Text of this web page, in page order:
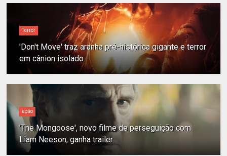
Terror
'Don't Move' traz aranha pré-histórica gigante e terror
em cânion isolado
ação
'The Mongoose', novo filme de perseguição com
Liam Neeson, ganha trailer